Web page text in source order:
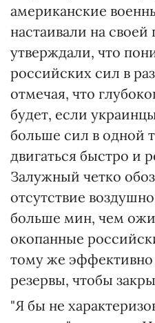
американские
настаивали на
утверждали, что
российских сил в
отмечая, что
будет, если
больше сил в одной
двигаться быстро и
Залужный четко
отсутствие
больше мин, чем
окопанные
тому же
резервы, чтобы
"Я бы не